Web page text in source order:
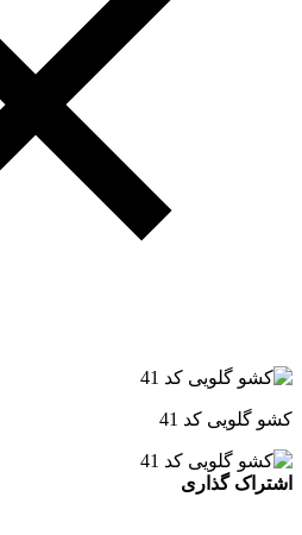
کشو گلویی کد 41
اشتراک گذاری